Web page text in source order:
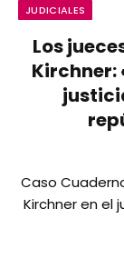
JUDICIALES
Los
Kirchner:
Caso
Kirchner en el